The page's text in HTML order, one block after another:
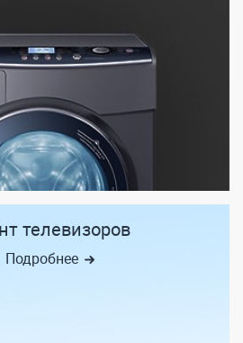
телевизоров
Подробнее